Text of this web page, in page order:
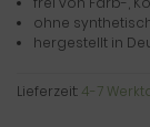
ohne
hergestellt in
Lieferzeit: 4-7